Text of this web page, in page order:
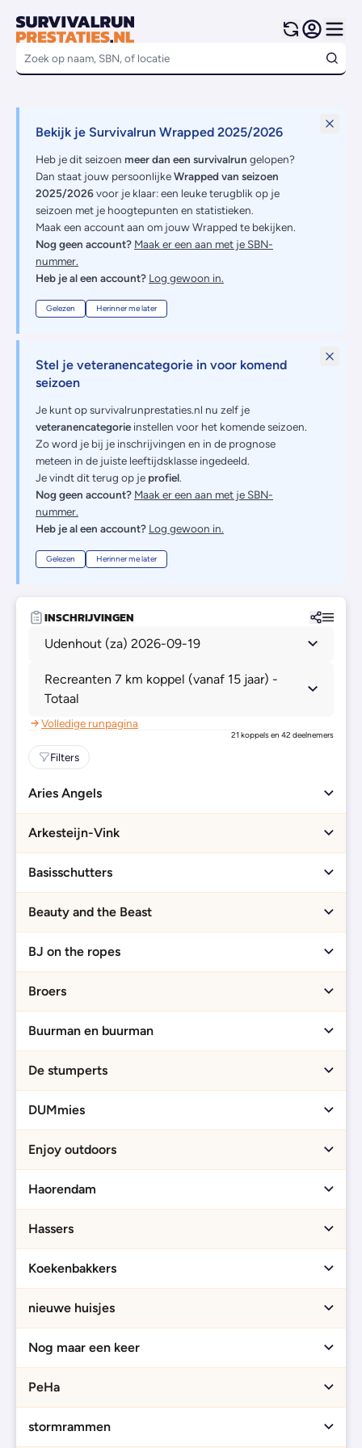
Bekijk je Survivalrun Wrapped 2025/2026
Heb je dit seizoen meer dan een survivalrun gelopen?
Dan staat jouw persoonlijkeWrapped van seizoen
2025/2026voor je klaar: een leuke terugblik op je
seizoen met je hoogtepunten en statistieken.
Maak een account aan om jouw Wrapped te bekijken.
Nog geen account? Maak er een aan met je SBN-
nummer.
Heb je al een account? Log gewoon in.
Gelezen Herinner me later
Stel je veteranencategorie in voor komend
seizoen
Je kunt op survivalrunprestaties.nl nu zelf je
veteranencategorie instellen voor het komende seizoen.
Zo word je bij je inschrijvingen en in de prognose
meteen in de juiste leeftijdsklasse ingedeeld.
Je vindt dit terug op je profiel.
Nog geen account? Maak er een aan met je SBN-
nummer.
Heb je al een account? Log gewoon in.
Gelezen Herinner me later
INSCHRIJVINGEN
Udenhout (za) 2026-09-19
Recreanten 7 km koppel (vanaf 15 jaar) -
Totaal
Volledige runpagina
21 koppels en 42 deelnemers
Filters
Aries Angels
Arkesteijn-Vink
Basisschutters
Beauty and the Beast
BJ on the ropes
Broers
Buurman en buurman
De stumperts
DUMmies
Enjoy outdoors
Haorendam
Hassers
Koekenbakkers
nieuwe huisjes
Nog maar een keer
PeHa
stormrammen